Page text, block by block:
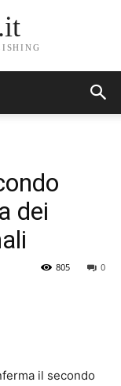
dei
0
805
il secondo